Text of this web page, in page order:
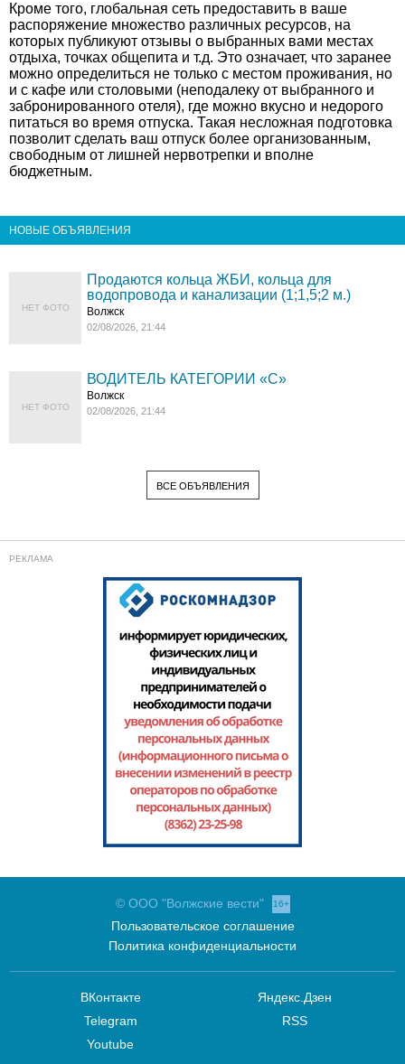
Кроме того, глобальная сеть предоставить в ваше
распоряжение множество различных ресурсов, на
которых публикуют отзывы о выбранных вами местах
отдыха, точках общепита и т.д. Это означает, что заранее
можно определиться не только с местом проживания, но
и с кафе или столовыми (неподалеку от выбранного и
забронированного отеля), где можно вкусно и недорого
питаться во время отпуска. Такая несложная подготовка
позволит сделать ваш отпуск более организованным,
свободным от лишней нервотрепки и вполне
бюджетным.
НОВЫЕ ОБЪЯВЛЕНИЯ
НЕТ ФОТО
Продаются кольца ЖБИ, кольца для
водопровода и канализации (1;1,5;2 м.)
Волжск
02/08/2026, 21:44
НЕТ ФОТО
ВОДИТЕЛЬ КАТЕГОРИИ «C»
Волжск
02/08/2026, 21:44
ВСЕ ОБЪЯВЛЕНИЯ
© ООО "Волжские вести" 16+
Пользовательское соглашение
Политика конфиденциальности
ВКонтакте
Telegram
Youtube
Яндекс.Дзен
RSS